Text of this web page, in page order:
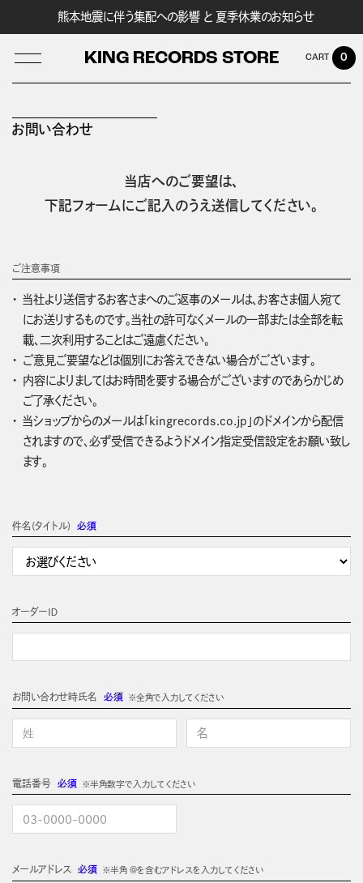
熊本地震に伴う集配への影響 と 夏季休業のお知らせ
KING RECORDS STORE 0
お問い合わせ
当店へのご要望は、
下記フォームにご記入のうえ送信してください。
ご注意事項
当社より送信するお客さまへのご返事のメールは、お客さま個人宛て
にお送りするものです。当社の許可なくメールの一部または全部を転
載、二次利用することはご遠慮ください。
ご意見ご要望などは個別にお答えできない場合がございます。
内容によりましてはお時間を要する場合がございますのであらかじめ
ご了承ください。
当ショップからのメールは「kingrecords.co.jp」のドメインから配信
されますので、必ず受信できるようドメイン指定受信設定をお願い致し
ます。
件名(タイトル) 必須
オーダーＩＤ
お問い合わせ時氏名 必須 ※全角で入力してください
電話番号必須 ※半角数字で入力してください
メールアドレス 必須 ※半角 @を含むアドレスを入力してください